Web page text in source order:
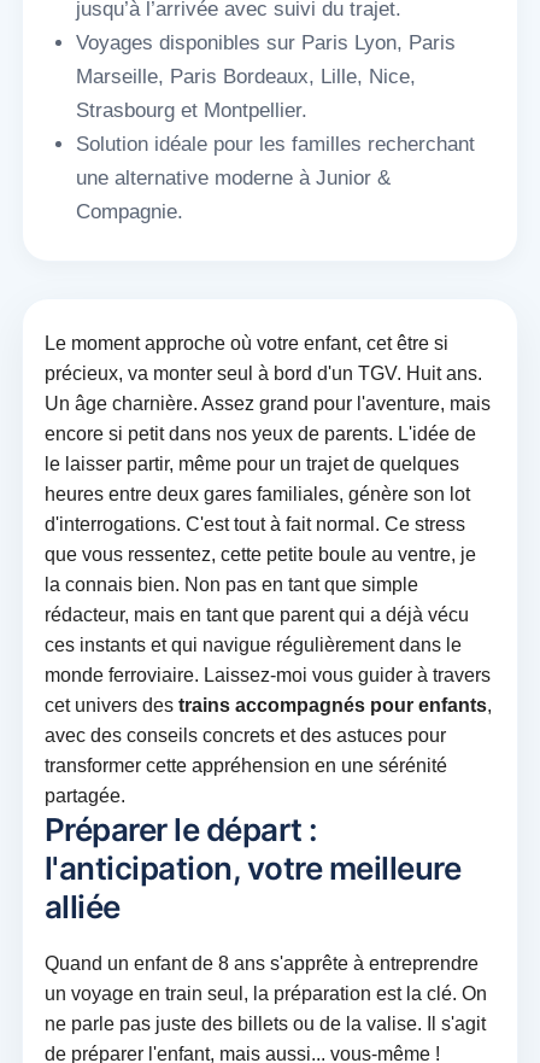
jusqu’à l’arrivée avec suivi du trajet.
Voyages disponibles sur Paris Lyon, Paris
Marseille, Paris Bordeaux, Lille, Nice,
Strasbourg et Montpellier.
Solution idéale pour les familles recherchant
une alternative moderne à Junior &
Compagnie.
Le moment approche où votre enfant, cet être si
précieux, va monter seul à bord d'un TGV. Huit ans.
Un âge charnière. Assez grand pour l'aventure, mais
encore si petit dans nos yeux de parents. L'idée de
le laisser partir, même pour un trajet de quelques
heures entre deux gares familiales, génère son lot
d'interrogations. C'est tout à fait normal. Ce stress
que vous ressentez, cette petite boule au ventre, je
la connais bien. Non pas en tant que simple
rédacteur, mais en tant que parent qui a déjà vécu
ces instants et qui navigue régulièrement dans le
monde ferroviaire. Laissez-moi vous guider à travers
cet univers des trains accompagnés pour enfants,
avec des conseils concrets et des astuces pour
transformer cette appréhension en une sérénité
partagée.
Préparer le départ :
l'anticipation, votre meilleure
alliée
Quand un enfant de 8 ans s'apprête à entreprendre
un voyage en train seul, la préparation est la clé. On
ne parle pas juste des billets ou de la valise. Il s'agit
de préparer l'enfant, mais aussi... vous-même !